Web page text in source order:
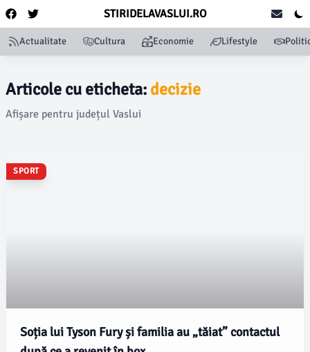
STIRIDELAVASLUI.RO
Actualitate Cultura Economie Lifestyle
Articole cu eticheta: decizie
Afișare pentru județul Vaslui
SPORT
Soția lui Tyson Fury și familia au „tăiat” contactul